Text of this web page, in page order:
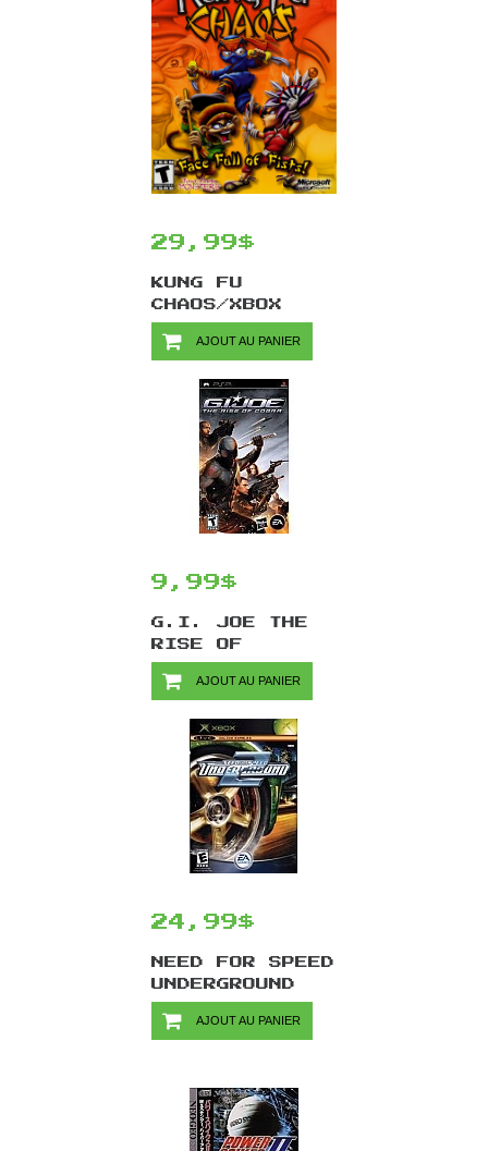
29,99$
KUNG FU
CHAOS/XBOX
AJOUT AU PANIER
9,99$
G.I. JOE THE
RISE OF
COBRA/PSP
AJOUT AU PANIER
24,99$
NEED FOR SPEED
UNDERGROUND
2/XBOX
AJOUT AU PANIER